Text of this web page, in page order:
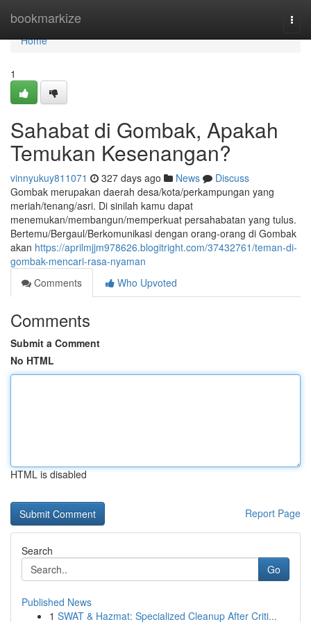
bookmarkize
Home
Home
1
Sahabat di Gombak, Apakah
Temukan Kesenangan?
vinnyukuy811071 327 days ago News
Discuss
Gombak merupakan daerah desa/kota/perkampungan yang
meriah/tenang/asri. Di sinilah kamu dapat
menemukan/membangun/memperkuat persahabatan yang tulus.
Bertemu/Bergaul/Berkomunikasi dengan orang-orang di Gombak
akan https://aprilmjjm978626.blogitright.com/37432761/teman-di-
gombak-mencari-rasa-nyaman
Comments
Who Upvoted
Comments
Submit a Comment
No HTML
HTML is disabled
Report Page
Search
Go
Published News
1 SWAT & Hazmat: Specialized Cleanup After Criti...